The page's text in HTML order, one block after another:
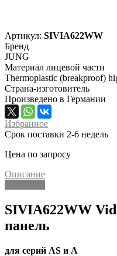
Артикул: SIVIA622WW
Бренд
JUNG
Материал лицевой части
Thermoplastic (breakproof)
Страна-изготовитель
Произведено в Германии
Избранное
Срок поставки 2-6 недель
Цена по запросу
Описание
SIVIA622WW
панель
для серий AS и A